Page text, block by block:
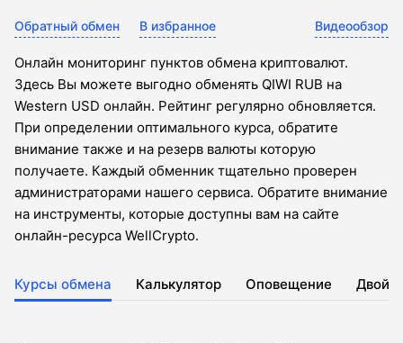
Обратный обмен В избранное Видеообзор
Онлайн мониторинг пунктов обмена криптовалют.
Здесь Вы можете выгодно обменять QIWI RUB на
Western USD онлайн. Рейтинг регулярно обновляется.
При определении оптимального курса, обратите
внимание также и на резерв валюты которую
получаете. Каждый обменник тщательно проверен
администраторами нашего сервиса. Обратите внимание
на инструменты, которые доступны вам на сайте
онлайн-ресурса WellCrypto.
Курсы обмена Калькулятор Оповещение